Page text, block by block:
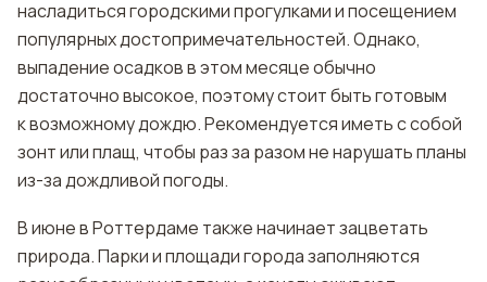
насладиться городскими прогулками и посещением
популярных достопримечательностей. Однако,
выпадение осадков в этом месяце обычно
достаточно высокое, поэтому стоит быть готовым
к возможному дождю. Рекомендуется иметь с собой
зонт или плащ, чтобы раз за разом не нарушать планы
из-за дождливой погоды.
В июне в Роттердаме также начинает зацветать
природа. Парки и площади города заполняются